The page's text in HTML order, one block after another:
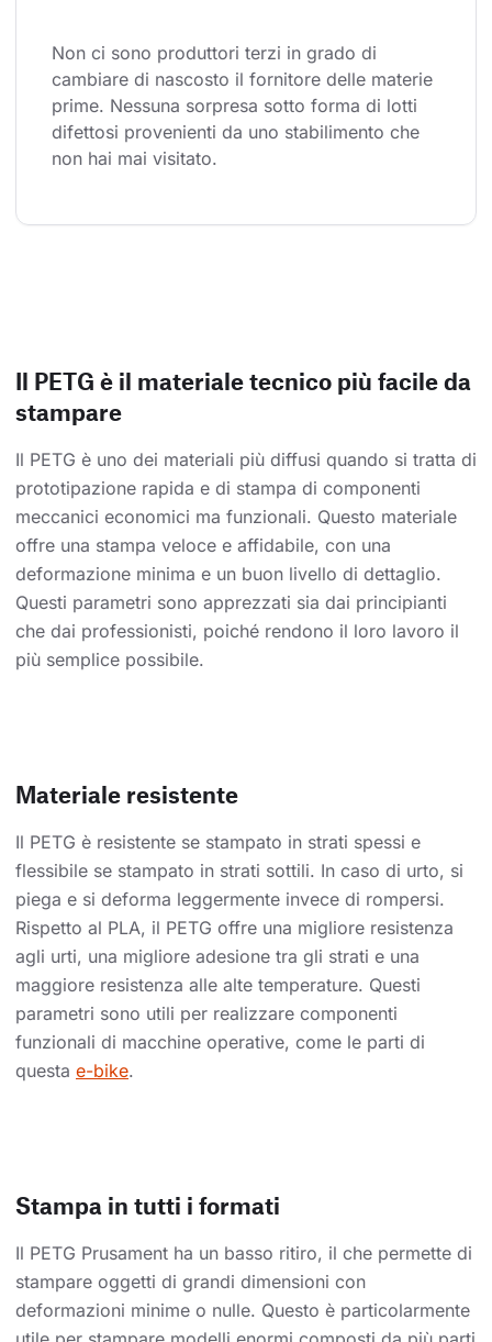
Non ci sono produttori terzi in grado di
cambiare di nascosto il fornitore delle materie
prime. Nessuna sorpresa sotto forma di lotti
difettosi provenienti da uno stabilimento che
non hai mai visitato.
Il PETG è il materiale tecnico più facile da
stampare
Il PETG è uno dei materiali più diffusi quando si tratta di
prototipazione rapida e di stampa di componenti
meccanici economici ma funzionali. Questo materiale
offre una stampa veloce e affidabile, con una
deformazione minima e un buon livello di dettaglio.
Questi parametri sono apprezzati sia dai principianti
che dai professionisti, poiché rendono il loro lavoro il
più semplice possibile.
Materiale resistente
Il PETG è resistente se stampato in strati spessi e
flessibile se stampato in strati sottili. In caso di urto, si
piega e si deforma leggermente invece di rompersi.
Rispetto al PLA, il PETG offre una migliore resistenza
agli urti, una migliore adesione tra gli strati e una
maggiore resistenza alle alte temperature. Questi
parametri sono utili per realizzare componenti
funzionali di macchine operative, come le parti di
questa e-bike.
Stampa in tutti i formati
Il PETG Prusament ha un basso ritiro, il che permette di
stampare oggetti di grandi dimensioni con
deformazioni minime o nulle. Questo è particolarmente